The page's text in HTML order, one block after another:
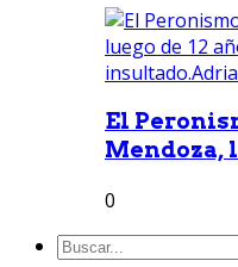
El
Mendoza,
0